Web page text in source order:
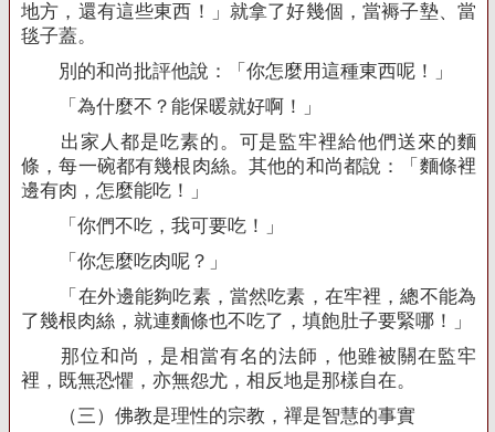
地方，還有這些東西！」就拿了好幾個，當褥子墊、當
毯子蓋。
別的和尚批評他說：「你怎麼用這種東西呢！」
「為什麼不？能保暖就好啊！」
出家人都是吃素的。可是監牢裡給他們送來的麵
條，每一碗都有幾根肉絲。其他的和尚都說：「麵條裡
邊有肉，怎麼能吃！」
「你們不吃，我可要吃！」
「你怎麼吃肉呢？」
「在外邊能夠吃素，當然吃素，在牢裡，總不能為
了幾根肉絲，就連麵條也不吃了，填飽肚子要緊哪！」
那位和尚，是相當有名的法師，他雖被關在監牢
裡，既無恐懼，亦無怨尤，相反地是那樣自在。
（三）佛教是理性的宗教，禪是智慧的事實